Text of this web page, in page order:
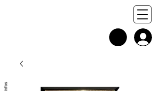
+ infos